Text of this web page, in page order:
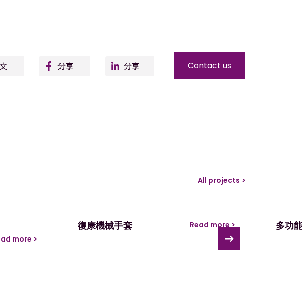
Twitter Facebo LinkedIn
Contact us
All projects >
more >
復康機械手套 Read more > 多功